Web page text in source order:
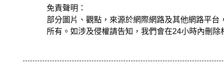
免責聲明：
部分圖片、觀點，來源於網際網路及其他網路平
所有。如涉及侵權請告知，我們會在24小時內刪除